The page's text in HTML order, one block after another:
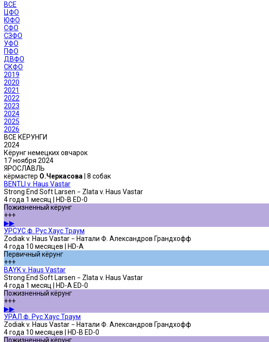
ВСЕ
ЦФО
ЮФО
СФО
СЗФО
УФО
ПФО
ДВФО
СКФО
2019
2020
2021
2022
2023
2024
2025
2026
ВСЕ КЁРУНГИ
2024
Кёрунг немецких овчарок
17 ноября 2024
ЯРОСЛАВЛЬ
кёрмастер О.Черкасова | 8 собак
BENTLI v. Haus Vastar
Strong End Soft Larsen − Zlata v. Haus Vastar
4 года 1 месяц | HD-B ED-0
Пожизненный кёрунг
+++
▶▶
УРСУС ф. Рус Хаус Траум
Zodiak v. Haus Vastar − Натали Ф. Александров Грандхофф
4 года 10 месяцев | HD-A
Первичный кёрунг
+++
BAYK v. Haus Vastar
Strong End Soft Larsen − Zlata v. Haus Vastar
4 года 1 месяц | HD-A ED-0
Пожизненный кёрунг
+++
▶▶
УРАЛ ф. Рус Хаус Траум
Zodiak v. Haus Vastar − Натали Ф. Александров Грандхофф
4 года 10 месяцев | HD-B ED-0
Пожизненный кёрунг